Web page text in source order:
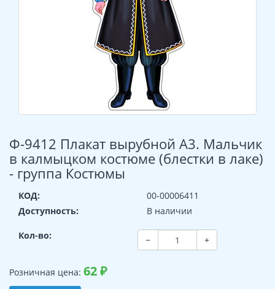
Ф-9412 Плакат вырубной А3. Мальчик
в калмыцком костюме (блестки в лаке)
- группа Костюмы
КОД:
00-00006411
Доступность:
В наличии
Кол-во: − +
Розничная цена: 62₽